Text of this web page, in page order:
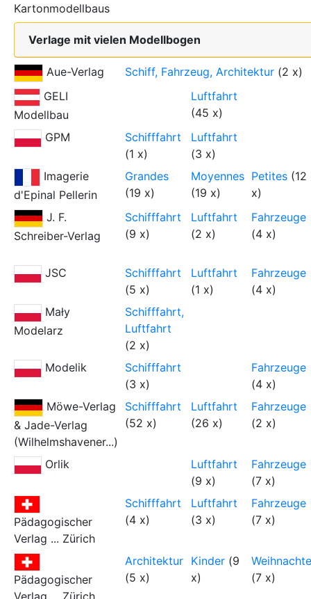
Kartonmodellbaus
Verlage mit vielen Modellbogen
Aue-Verlag Schiff, Fahrzeug, Architektur(2 x)
GELI
Modellbau
Luftfahrt
(45 x)
GPM
Schifffahrt
(1 x)
Luftfahrt
(3 x)
Imagerie
d'Epinal Pellerin
Grandes
(19 x)
Moyennes
(19 x)
Petites(12
x)
J. F.
Schreiber-Verlag
Schifffahrt
(9 x)
Luftfahrt
(2 x)
Fahrzeuge
(4 x)
JSC
Schifffahrt
(5 x)
Luftfahrt
(1 x)
Fahrzeuge
(4 x)
Mały
Modelarz
Schifffahrt,
Luftfahrt
(2 x)
Modelik
Schifffahrt
(3 x)
Fahrzeuge
(4 x)
Möwe-Verlag
& Jade-Verlag
(Wilhelmshavener...)
Schifffahrt
(52 x)
Luftfahrt
(26 x)
Fahrzeuge
(2 x)
Orlik
Luftfahrt
(9 x)
Fahrzeuge
(7 x)
Pädagogischer
Verlag ... Zürich
Schifffahrt
(4 x)
Luftfahrt
(3 x)
Fahrzeuge
(7 x)
Pädagogischer
Verlag ... Zürich
Architektur
(5 x)
Kinder(9
x)
(7 x)